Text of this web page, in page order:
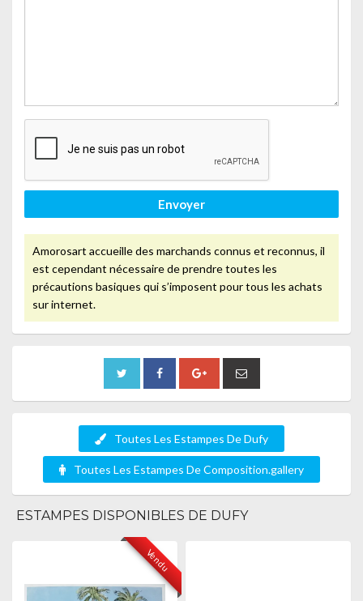
Envoyer
Amorosart accueille des marchands connus et reconnus, il
est cependant nécessaire de prendre toutes les
précautions basiques qui s’imposent pour tous les achats
sur internet.
Toutes Les Estampes De Dufy
Toutes Les Estampes De Composition.gallery
ESTAMPES DISPONIBLES DE DUFY
Vendu